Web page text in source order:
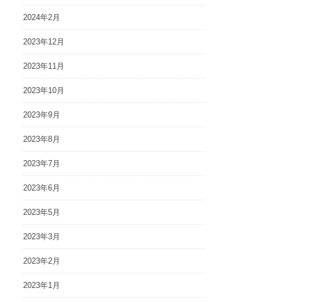
2024年2月
2023年12月
2023年11月
2023年10月
2023年9月
2023年8月
2023年7月
2023年6月
2023年5月
2023年3月
2023年2月
2023年1月